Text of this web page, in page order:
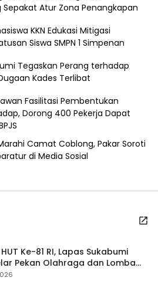
Atur Zona Penangkapan
KKN Edukasi Mitigasi
Siswa SMPN 1 Simpenan
Tegaskan Perang terhadap
Kades Terlibat
Fasilitasi Pembentukan
Dorong 400 Pekerja Dapat
Camat Coblong, Pakar Soroti
di Media Sosial
Ke-81 RI, Lapas Sukabumi
Pekan Olahraga dan Lomba